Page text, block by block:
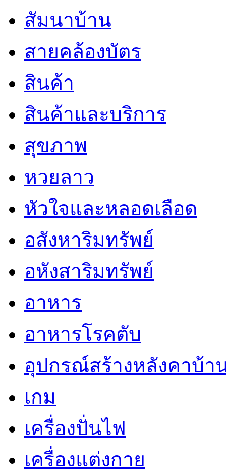
สัมนาบ้าน
สายคล้องบัตร
สินค้า
สินค้าและบริการ
สุขภาพ
หวยลาว
หัวใจและหลอดเลือด
อสังหาริมทรัพย์
อหังสาริมทรัพย์
อาหาร
อาหารโรคตับ
อุปกรณ์สร้างหลังคาบ้า
เกม
เครื่องปั่นไฟ
เครื่องแต่งกาย